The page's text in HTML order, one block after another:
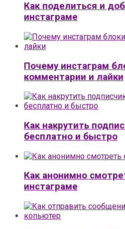
Как поделиться и
инстаграме
Почему инстаграм
комментарии и лайки
Как накрутить
бесплатно и быстро
Как анонимно
инстаграме